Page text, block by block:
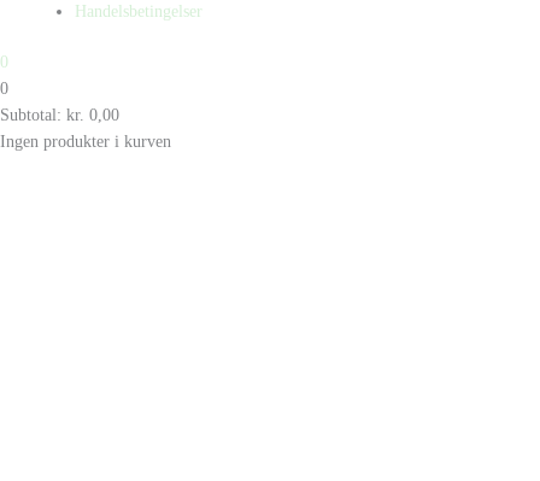
Handelsbetingelser
0
0
Subtotal: kr. 0,00
Ingen produkter i kurven